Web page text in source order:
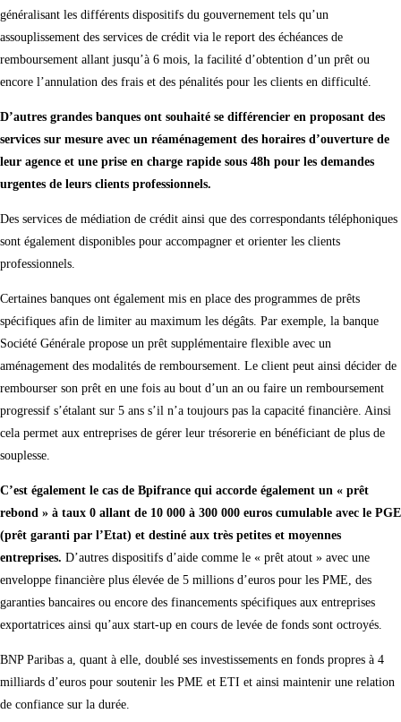
généralisant les différents dispositifs du gouvernement tels qu’un
assouplissement des services de crédit via le report des échéances de
remboursement allant jusqu’à 6 mois, la facilité d’obtention d’un prêt ou
encore l’annulation des frais et des pénalités pour les clients en difficulté.
D’autres grandes banques ont souhaité se différencier en proposant des
services sur mesure avec un réaménagement des horaires d’ouverture de
leur agence et une prise en charge rapide sous 48h pour les demandes
urgentes de leurs clients professionnels.
Des services de médiation de crédit ainsi que des correspondants téléphoniques
sont également disponibles pour accompagner et orienter les clients
professionnels.
Certaines banques ont également mis en place des programmes de prêts
spécifiques afin de limiter au maximum les dégâts. Par exemple, la banque
Société Générale propose un prêt supplémentaire flexible avec un
aménagement des modalités de remboursement. Le client peut ainsi décider de
rembourser son prêt en une fois au bout d’un an ou faire un remboursement
progressif s’étalant sur 5 ans s’il n’a toujours pas la capacité financière. Ainsi
cela permet aux entreprises de gérer leur trésorerie en bénéficiant de plus de
souplesse.
C’est également le cas de Bpifrance qui accorde également un « prêt
rebond » à taux 0 allant de 10 000 à 300 000 euros cumulable avec le PGE
(prêt garanti par l’Etat) et destiné aux très petites et moyennes
entreprises. D’autres dispositifs d’aide comme le « prêt atout » avec une
enveloppe financière plus élevée de 5 millions d’euros pour les PME, des
garanties bancaires ou encore des financements spécifiques aux entreprises
exportatrices ainsi qu’aux start-up en cours de levée de fonds sont octroyés.
BNP Paribas a, quant à elle, doublé ses investissements en fonds propres à 4
milliards d’euros pour soutenir les PME et ETI et ainsi maintenir une relation
de confiance sur la durée.